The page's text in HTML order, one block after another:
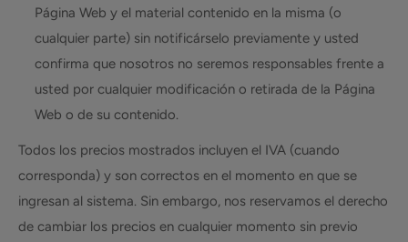
Página Web y el material contenido en la misma (o
cualquier parte) sin notificárselo previamente y usted
confirma que nosotros no seremos responsables frente a
usted por cualquier modificación o retirada de la Página
Web o de su contenido.
Todos los precios mostrados incluyen el IVA (cuando
corresponda) y son correctos en el momento en que se
ingresan al sistema. Sin embargo, nos reservamos el derecho
de cambiar los precios en cualquier momento sin previo